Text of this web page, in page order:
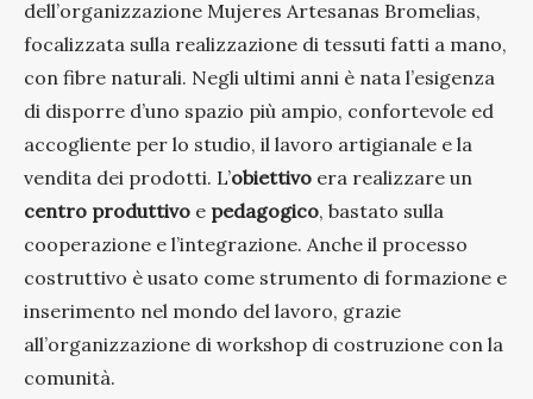
dell’organizzazione Mujeres Artesanas Bromelias,
focalizzata sulla realizzazione di tessuti fatti a mano,
con fibre naturali. Negli ultimi anni è nata l’esigenza
di disporre d’uno spazio più ampio, confortevole ed
accogliente per lo studio, il lavoro artigianale e la
vendita dei prodotti. L’obiettivo era realizzare un
centro produttivo e pedagogico, bastato sulla
cooperazione e l’integrazione. Anche il processo
costruttivo è usato come strumento di formazione e
inserimento nel mondo del lavoro, grazie
all’organizzazione di workshop di costruzione con la
comunità.